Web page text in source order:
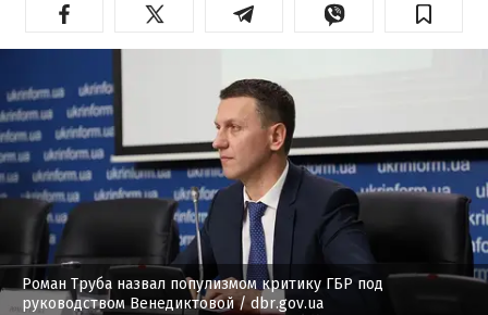
Роман Труба назвал популизмом критику ГБР под
руководством Венедиктовой/ dbr.gov.ua